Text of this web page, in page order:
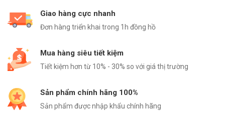
Giao hàng cực nhanh
Đơn hàng triển khai trong 1h đồng hồ
Mua hàng siêu tiết kiệm
Tiết kiệm hơn từ 10% - 30% so với giá thị trường
Sản phẩm chính hãng 100%
Sản phẩm được nhập khẩu chính hãng